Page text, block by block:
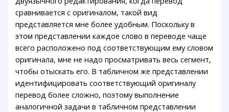
сравнивается с оригиналом, такой вид
представляется мне более удобным. Поскольку в
этом представлении каждое слово в переводе чаще
всего расположено под соответствующим ему словом
оригинала, мне не надо просматривать весь сегмент,
чтобы отыскать его. В табличном же представлении
идентифицировать соответствующий оригиналу
перевод более сложно, поэтому выполнение
аналогичной задачи в табличном представлении